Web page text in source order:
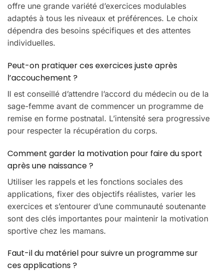
offre une grande variété d’exercices modulables
adaptés à tous les niveaux et préférences. Le choix
dépendra des besoins spécifiques et des attentes
individuelles.
Peut-on pratiquer ces exercices juste après
l’accouchement ?
Il est conseillé d’attendre l’accord du médecin ou de la
sage-femme avant de commencer un programme de
remise en forme postnatal. L’intensité sera progressive
pour respecter la récupération du corps.
Comment garder la motivation pour faire du sport
après une naissance ?
Utiliser les rappels et les fonctions sociales des
applications, fixer des objectifs réalistes, varier les
exercices et s’entourer d’une communauté soutenante
sont des clés importantes pour maintenir la motivation
sportive chez les mamans.
Faut-il du matériel pour suivre un programme sur
ces applications ?